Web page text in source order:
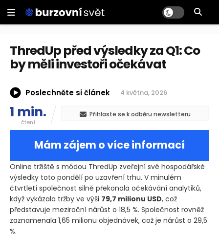
ThredUp před výsledky za Q1: Co
by měli investoři očekávat
Poslechněte si článek 4 května, 2026
1 min.
čtení
Přihlaste se k odběru newsletteru
Mám zájem o více informací
Online tržiště s módou ThredUp zveřejní své hospodářské
výsledky toto pondělí po uzavření trhu. V minulém
čtvrtletí společnost silně překonala očekávání analytiků,
když vykázala tržby ve výši 79,7 milionu USD, což
představuje meziroční nárůst o 18,5 %. Společnost rovněž
zaznamenala 1,65 milionu objednávek, což je nárůst o 29,5
%.